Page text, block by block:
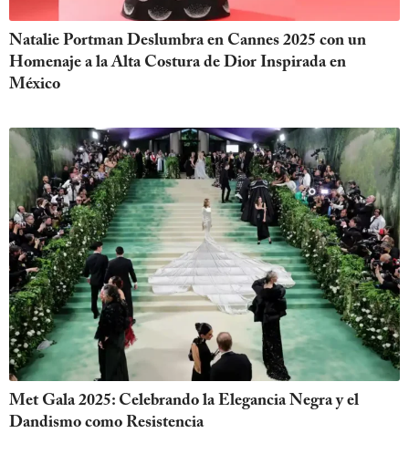
Natalie Portman Deslumbra en Cannes 2025 con un
Homenaje a la Alta Costura de Dior Inspirada en
México
Met Gala 2025: Celebrando la Elegancia Negra y el
Dandismo como Resistencia